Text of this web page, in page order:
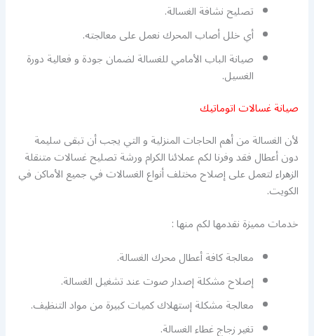
تصليح نشافة الغسالة.
أي خلل أصاب المحرك نعمل على معالجته.
صيانة الباب الأمامي للغسالة لضمان جودة و فعالية دورة
الغسيل.
صيانة غسالات اتوماتيك
لأن الغسالة من أهم الحاجات المنزلية و التي يجب أن تبقى سليمة
دون أعطال فقد وفرنا لكم عملائنا الكرام ورشة تصليح غسالات متنقلة
الزهراء لتعمل على إصلاح مختلف أنواع الغسالات في جميع الأماكن في
الكويت.
خدمات مميزة نقدمها لكم منها :
معالجة كافة أعطال محرك الغسالة.
إصلاح مشكلة إصدار صوت عند تشغيل الغسالة.
معالجة مشكلة إستهلاك كميات كبيرة من مواد التنظيف.
تغير زجاج غطاء الغسالة.